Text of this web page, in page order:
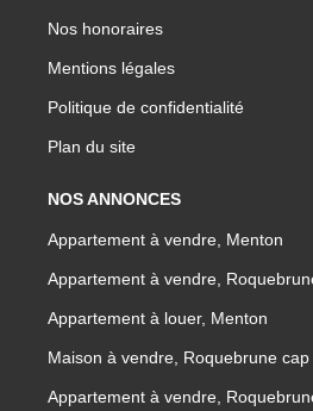
Nos honoraires
Mentions légales
Politique de confidentialité
Plan du site
NOS ANNONCES
Appartement à vendre, Menton
Appartement à vendre,
Appartement à louer, Menton
Maison à vendre, Roquebrune cap
Appartement à vendre,